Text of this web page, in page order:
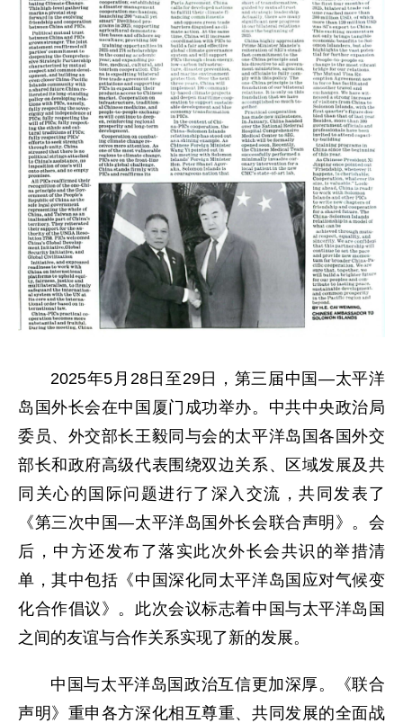
2025年5月28日至29日，第三届中国—太平洋
岛国外长会在中国厦门成功举办。中共中央政治局
委员、外交部长王毅同与会的太平洋岛国各国外交
部长和政府高级代表围绕双边关系、区域发展及共
同关心的国际问题进行了深入交流，共同发表了
《第三次中国—太平洋岛国外长会联合声明》。会
后，中方还发布了落实此次外长会共识的举措清
单，其中包括《中国深化同太平洋岛国应对气候变
化合作倡议》。此次会议标志着中国与太平洋岛国
之间的友谊与合作关系实现了新的发展。
中国与太平洋岛国政治互信更加深厚。《联合
声明》重申各方深化相互尊重、共同发展的全面战